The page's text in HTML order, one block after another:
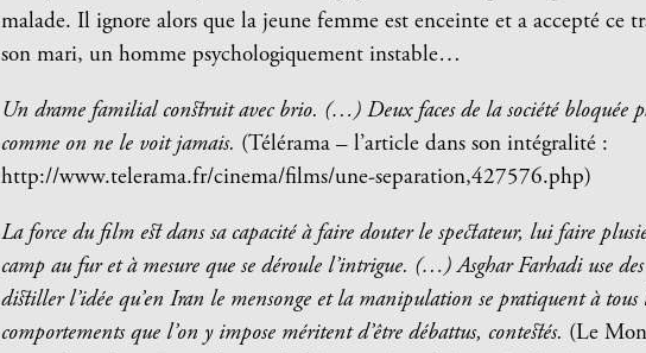
malade. Il ignore alors que la jeune femme est enceinte et a accepté ce
son mari, un homme psychologiquement instable…
Un drame familial construit avec brio. (…) Deux faces de la société bloquée
comme on ne le voit jamais. (Télérama – l’article dans son intégralité :
http://www.telerama.fr/cinema/films/une-separation,427576.php)
La force du film est dans sa capacité à faire douter le spectateur, lui faire
camp au fur et à mesure que se déroule l’intrigue. (…) Asghar Farhadi use
distiller l’idée qu’en Iran le mensonge et la manipulation se pratiquent à tous
comportements que l’on y impose méritent d’être débattus, contestés. (Le